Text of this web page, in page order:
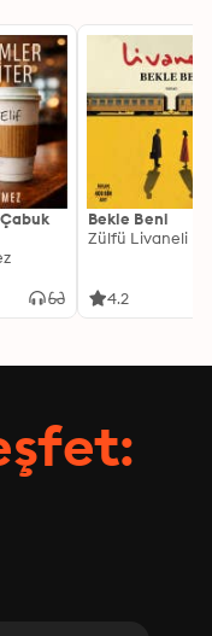
Bekle Beni
Zülfü Livaneli
4.2